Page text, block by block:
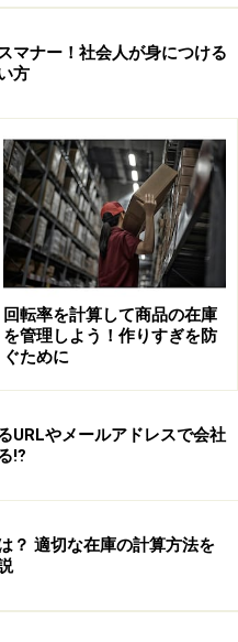
コミュニケーションがで
といえるでしょう。一生懸
通のメールで失ってしま
、今回はビジネスでハマ
、その回避法をご紹介し
マナー！社会人が身につける
方
回転率を計算して商品の在庫
を管理しよう！作りすぎを防
ぐために
URLやメールアドレスで会社
⁉
？ 適切な在庫の計算方法を